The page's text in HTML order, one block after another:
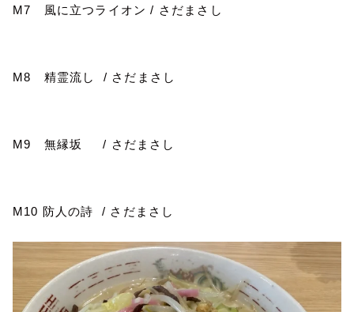
M7 風に立つライオン / さだまさし
M8 精霊流し / さだまさし
M9 無縁坂 / さだまさし
M10 防人の詩 / さだまさし